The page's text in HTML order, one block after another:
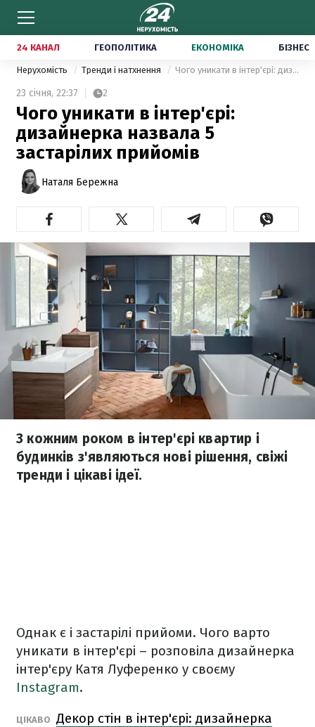
24 КАНАЛ ГЕОПОЛІТИКА ЕКОНОМІКА БІЗНЕС
Нерухомість Тренди і натхнення Чого уникати в інтер'єрі: дизайнерка назвала 5 застарілих прийомів
23 січня, 22:37 2
Чого уникати в інтер'єрі:
дизайнерка назвала 5
застарілих прийомів
Наталя Бережна
З кожним роком в інтер'єрі квартир і
будинків з'являються нові рішення, свіжі
тренди і цікаві ідеї.
Однак є і застарілі прийоми. Чого варто
уникати в інтер'єрі – розповіла дизайнерка
інтер'єру Катя Луференко у своєму
Instagram.
ЦІКАВО Декор стін в інтер'єрі: дизайнерка